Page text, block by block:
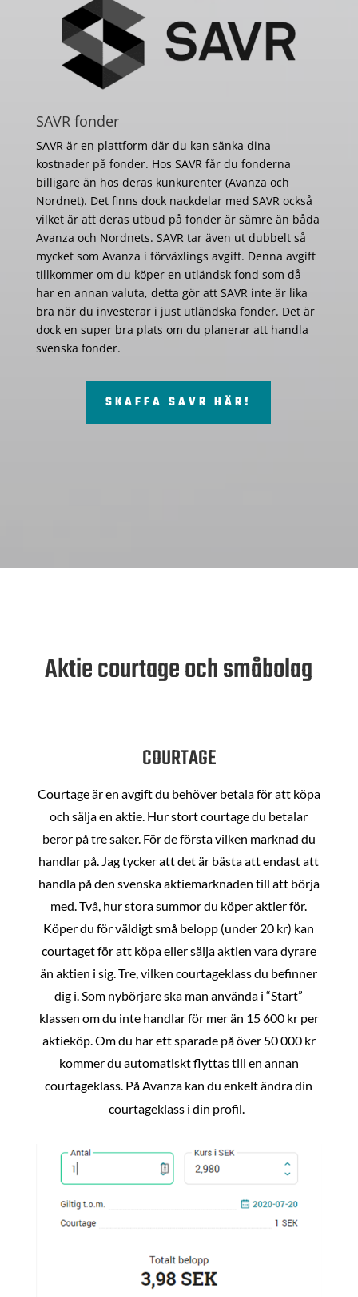
SAVR fonder
SAVR är en plattform där du kan sänka dina
kostnader på fonder. Hos SAVR får du fonderna
billigare än hos deras kunkurenter (Avanza och
Nordnet). Det finns dock nackdelar med SAVR också
vilket är att deras utbud på fonder är sämre än båda
Avanza och Nordnets. SAVR tar även ut dubbelt så
mycket som Avanza i förväxlings avgift. Denna avgift
tillkommer om du köper en utländsk fond som då
har en annan valuta, detta gör att SAVR inte är lika
bra när du investerar i just utländska fonder. Det är
dock en super bra plats om du planerar att handla
svenska fonder.
SKAFFA SAVR HÄR!
Aktie courtage och småbolag
COURTAGE
Courtage är en avgift du behöver betala för att köpa
och sälja en aktie. Hur stort courtage du betalar
beror på tre saker. För de första vilken marknad du
handlar på. Jag tycker att det är bästa att endast att
handla på den svenska aktiemarknaden till att börja
med. Två, hur stora summor du köper aktier för.
Köper du för väldigt små belopp (under 20 kr) kan
courtaget för att köpa eller sälja aktien vara dyrare
än aktien i sig. Tre, vilken courtageklass du befinner
dig i. Som nybörjare ska man använda i “Start”
klassen om du inte handlar för mer än 15 600 kr per
aktieköp. Om du har ett sparade på över 50 000 kr
kommer du automatiskt flyttas till en annan
courtageklass. På Avanza kan du enkelt ändra din
courtageklass i din profil.